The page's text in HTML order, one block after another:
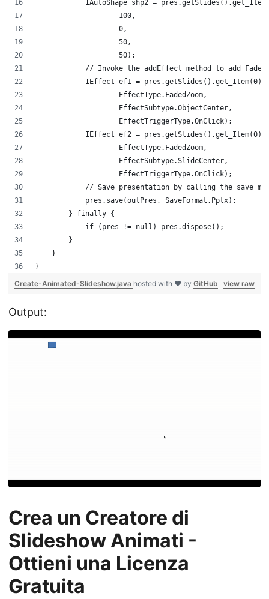
IAutoShape shp2 =
                    100,
                    0,
                    50,
                    50);
// Invoke the addEffect method to add
IEffect ef1 =
                    EffectType.FadedZoom,
                    EffectSubtype.ObjectCenter,
                    EffectTriggerType.OnClick);
IEffect ef2 =
                    EffectType.FadedZoom,
                    EffectSubtype.SlideCenter,
                    EffectTriggerType.OnClick);
// Save presentation by calling the save
            pres.save(outPres, SaveFormat.Pptx);
        } finally {
            if (pres != null) pres.dispose();
        }
    }
}
view raw
Create-Animated-Slideshow.java hosted with ❤ by GitHub
Output:
Crea un Creatore di
Slideshow Animati -
Ottieni una Licenza
Gratuita